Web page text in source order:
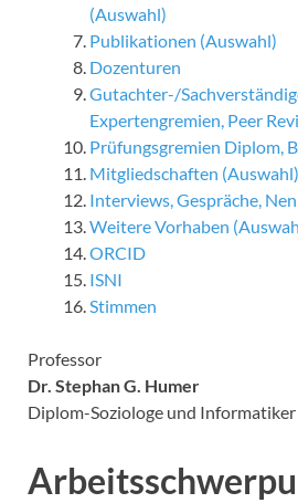
(Auswahl)
Publikationen (Auswahl)
Dozenturen
Gutachter-/
Expertengremien, Peer
Prüfungsgremien Diplom,
Mitgliedschaften (Auswahl)
Interviews, Gespräche,
Weitere Vorhaben
ORCID
ISNI
Stimmen
Professor
Dr. Stephan G. Humer
Diplom-Soziologe und Informatiker